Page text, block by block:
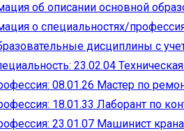
об описании основной
о специальностях/
дисциплины с
23.02.04
08.01.26 Мастер по
18.01.33 Лаборант по
23.01.07 Машинист